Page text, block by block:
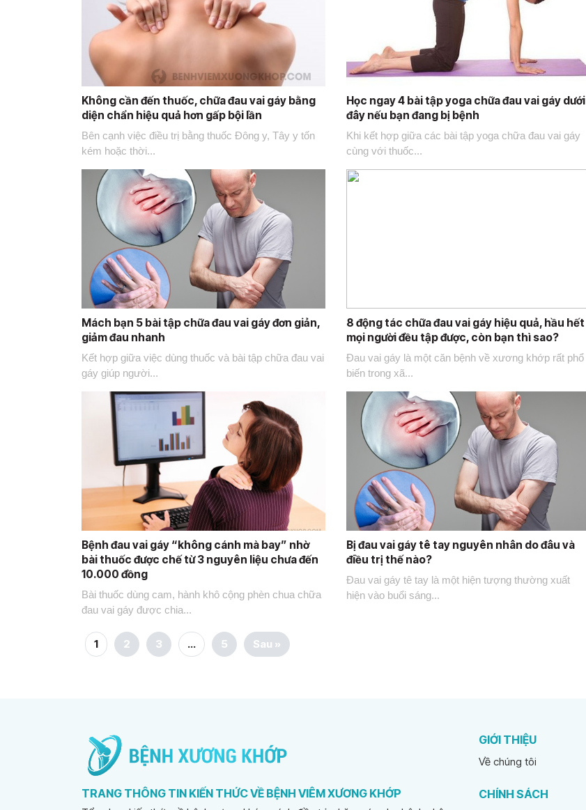
Không cần đến thuốc, chữa đau vai gáy bằng
diện chẩn hiệu quả hơn gấp bội lần
Bên cạnh việc điều trị bằng thuốc Đông y, Tây y tốn
kém hoặc thời...
Học ngay 4 bài tập yoga chữa đau vai gáy dưới
đây nếu bạn đang bị bệnh
Khi kết hợp giữa các bài tập yoga chữa đau vai gáy
cùng với thuốc...
Mách bạn 5 bài tập chữa đau vai gáy đơn giản,
giảm đau nhanh
Kết hợp giữa việc dùng thuốc và bài tập chữa đau vai
gáy giúp người...
8 động tác chữa đau vai gáy hiệu quả, hầu hết
mọi người đều tập được, còn bạn thì sao?
Đau vai gáy là một căn bệnh về xương khớp rất phổ
biến trong xã...
Bệnh đau vai gáy “không cánh mà bay” nhờ
bài thuốc được chế từ 3 nguyên liệu chưa đến
10.000 đồng
Bài thuốc dùng cam, hành khô cộng phèn chua chữa
đau vai gáy được chia...
Bị đau vai gáy tê tay nguyên nhân do đâu và
điều trị thế nào?
Đau vai gáy tê tay là một hiện tượng thường xuất
hiện vào buổi sáng...
1 2 3 … 5 Sau »
TRANG THÔNG TIN KIẾN THỨC VỀ BỆNH VIÊM XƯƠNG KHỚP
GIỚI THIỆU
Về chúng tôi
CHÍNH SÁCH